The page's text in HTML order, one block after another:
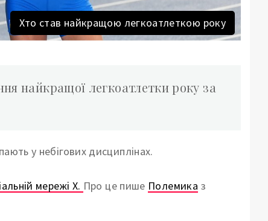
Хто став найкращою легкоатлеткою року
найкращої легкоатлетки року за
у небігових дисциплінах.
мережі X. Про це пише Полемика з